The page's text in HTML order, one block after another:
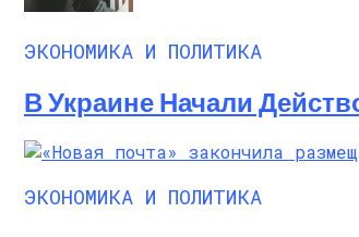
ЭКОНОМИКА И ПОЛИТИКА
В Украине Начали
ЭКОНОМИКА И ПОЛИТИКА